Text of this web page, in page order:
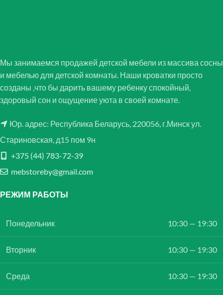
Мы занимаемся продажей детской мебели из массива сосны
и мебелью для детской комнаты. Наши кроватки просто
созданы ,что бы дарить вашему ребенку спокойный,
здоровый сон и ощущение уюта в своей комнате.
Юр. адрес: Республика Беларусь, 220056, г.Минск ул.
Стариновская, д15 пом 9н
+375 (44) 783-72-39
mebstoreby@gmail.com
РЕЖИМ РАБОТЫ
Понедельник 10:30 — 19:30
Вторник 10:30 — 19:30
Среда 10:30 — 19:30